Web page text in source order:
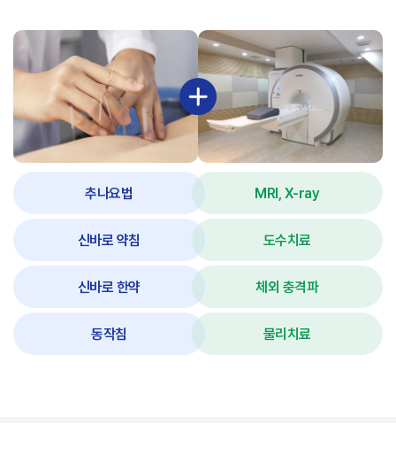
추나요법
신바로 약침
신바로 한약
동작침
MRI, X-ray
도수치료
체외 충격파
물리치료